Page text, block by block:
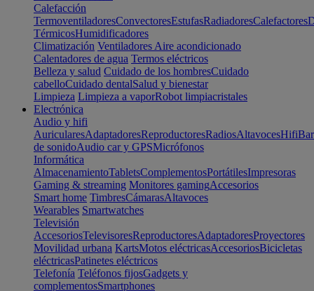
Calefacción
TermoventiladoresConvectoresEstufasRadiadoresCalefactores
TérmicosHumidificadores
Climatización Ventiladores Aire acondicionado
Calentadores de agua Termos eléctricos
Belleza y salud Cuidado de los hombresCuidado
cabelloCuidado dentalSalud y bienestar
Limpieza Limpieza a vaporRobot limpiacristales
Electrónica
Audio y hifi
AuricularesAdaptadoresReproductoresRadiosAltavocesHifi
de sonidoAudio car y GPSMicrófonos
Informática
AlmacenamientoTabletsComplementosPortátilesImpresoras
Gaming & streaming Monitores gamingAccesorios
Smart home TimbresCámarasAltavoces
Wearables Smartwatches
Televisión
AccesoriosTelevisoresReproductoresAdaptadoresProyectores
Movilidad urbana KartsMotos eléctricasAccesoriosBicicletas
eléctricasPatinetes eléctricos
Telefonía Teléfonos fijosGadgets y
complementosSmartphones